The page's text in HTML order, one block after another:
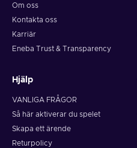
Om oss
Kontakta oss
Karriär
Eneba Trust & Transparency
Hjälp
VANLIGA FRÅGOR
Så här aktiverar du spelet
Skapa ett ärende
Returpolicy